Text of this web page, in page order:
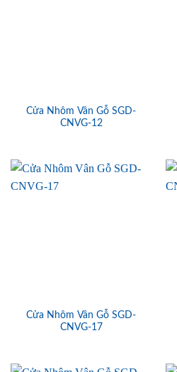
Cửa Nhôm Vân Gỗ SGD-
CNVG-12
Cửa Nhôm Vân Gỗ SGD-
CNVG-17